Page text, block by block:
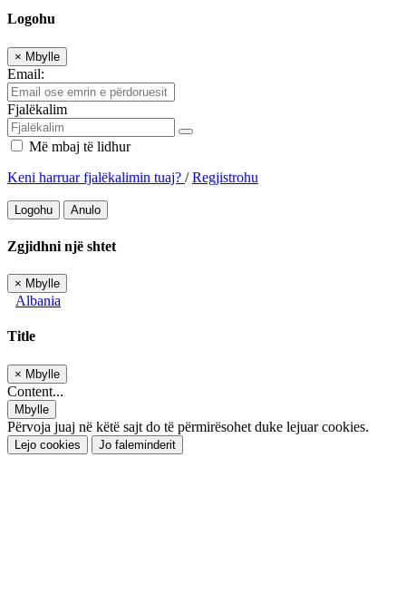
Logohu
× Mbylle
Email:
Fjalëkalim
Më mbaj të lidhur
Keni harruar fjalëkalimin tuaj? /Regjistrohu
Logohu Anulo
Zgjidhni një shtet
× Mbylle
Albania
Title
× Mbylle
Content...
Mbylle
Përvoja juaj në këtë sajt do të përmirësohet duke lejuar cookies.
Lejo cookies Jo faleminderit